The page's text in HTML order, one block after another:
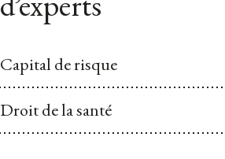
Capital de risque
Droit de la santé